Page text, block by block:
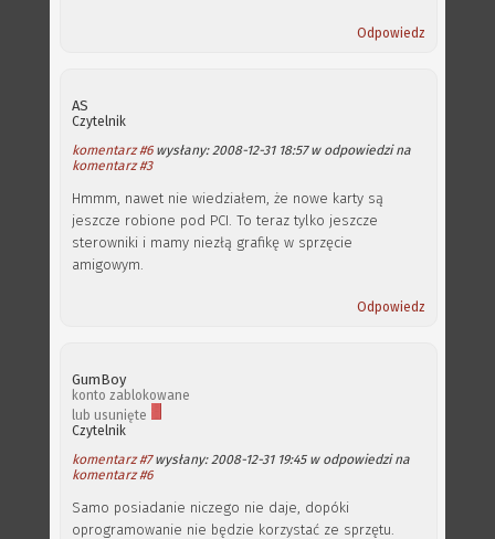
Odpowiedz
AS
Czytelnik
komentarz #6wysłany: 2008-12-31 18:57 w odpowiedzi na
komentarz #3
Hmmm, nawet nie wiedziałem, że nowe karty są
jeszcze robione pod PCI. To teraz tylko jeszcze
sterowniki i mamy niezłą grafikę w sprzęcie
amigowym.
Odpowiedz
GumBoy
konto zablokowane
lub usunięte
Czytelnik
komentarz #7wysłany: 2008-12-31 19:45 w odpowiedzi na
komentarz #6
Samo posiadanie niczego nie daje, dopóki
oprogramowanie nie będzie korzystać ze sprzętu.